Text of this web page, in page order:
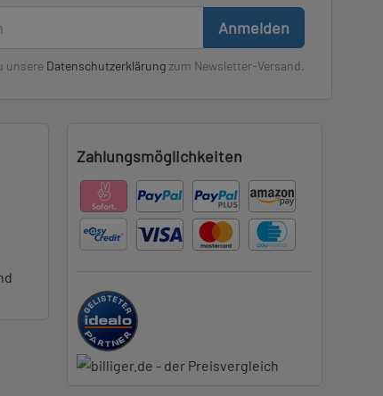
Anmelden
unsere Datenschutzerklärung zum Newsletter-Versand.
Zahlungsmöglichkeiten